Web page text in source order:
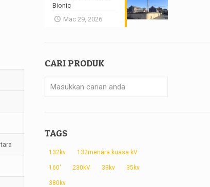
Bionic
Mac 29, 2026
CARI PRODUK
TAGS
132kv 132menara kuasa kV
160' 230kV 33kv 35kv
380kv